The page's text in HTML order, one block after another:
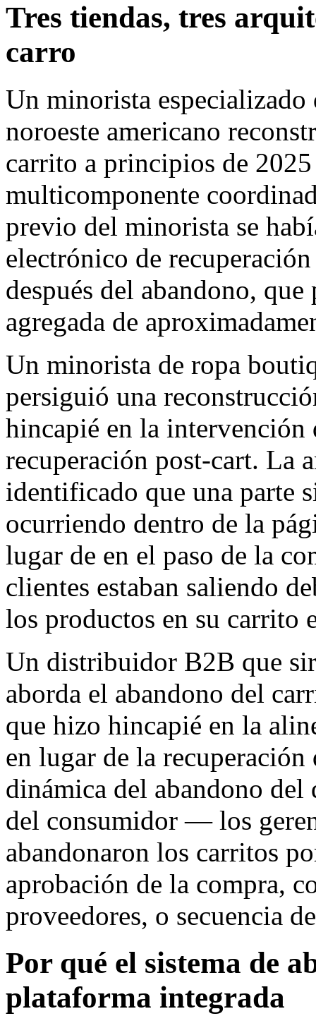
Tres tiendas, tres
carro
Un minorista especializado
noroeste americano
carrito a principios de
multicomponente
previo del minorista se
electrónico de
después del abandono,
agregada de
Un minorista de ropa
persiguió una
hincapié en la
recuperación post-cart. La
identificado que una parte
ocurriendo dentro de la
lugar de en el paso de la
clientes estaban saliendo
los productos en su carrito
Un distribuidor B2B que
aborda el abandono del
que hizo hincapié en la
en lugar de la
dinámica del abandono
del consumidor — los
abandonaron los carritos
aprobación de la compra,
proveedores, o secuencia
Por qué el sistema de
plataforma integrada